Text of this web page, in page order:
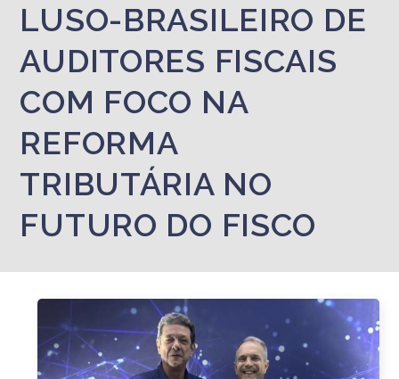
LUSO-BRASILEIRO DE
AUDITORES FISCAIS
COM FOCO NA
REFORMA
TRIBUTÁRIA NO
FUTURO DO FISCO